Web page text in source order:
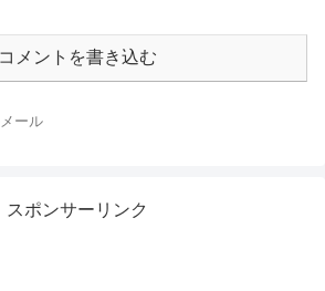
コメントを書き込む
ール
スポンサーリンク